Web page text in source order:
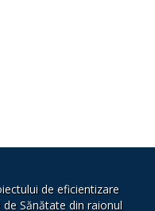
de eficientizare
Sănătate din raionul